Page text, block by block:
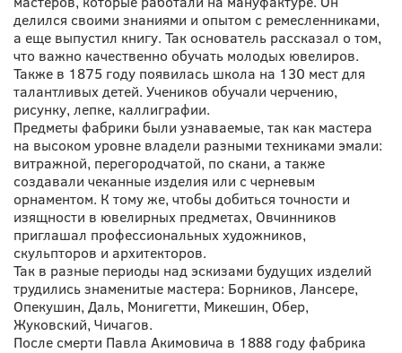
делился своими знаниями и опытом с ремесленниками,
а еще выпустил книгу. Так основатель рассказал о том,
что важно качественно обучать молодых ювелиров.
Также в 1875 году появилась школа на 130 мест для
талантливых детей. Учеников обучали черчению,
рисунку, лепке, каллиграфии.
Предметы фабрики были узнаваемые, так как мастера
на высоком уровне владели разными техниками эмали:
витражной, перегородчатой, по скани, а также
создавали чеканные изделия или с черневым
орнаментом. К тому же, чтобы добиться точности и
изящности в ювелирных предметах, Овчинников
приглашал профессиональных художников,
скульпторов и архитекторов.
Так в разные периоды над эскизами будущих изделий
трудились знаменитые мастера: Борников, Лансере,
Опекушин, Даль, Монигетти, Микешин, Обер,
Жуковский, Чичагов.
После смерти Павла Акимовича в 1888 году фабрика